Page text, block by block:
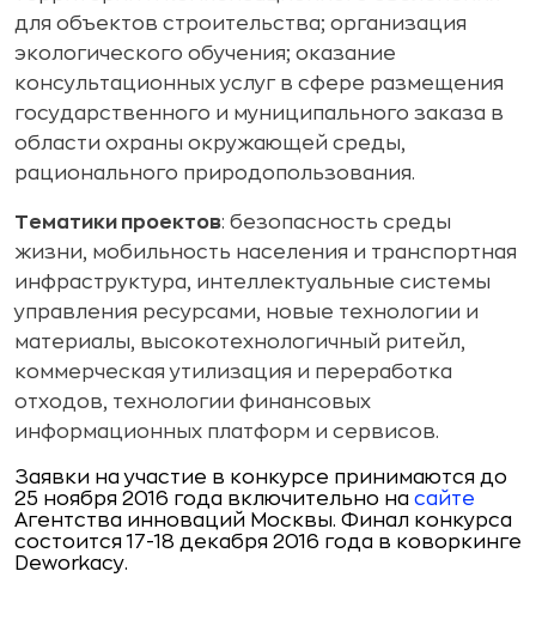
для объектов строительства; организация
экологического обучения; оказание
консультационных услуг в сфере размещения
государственного и муниципального заказа в
области охраны окружающей среды,
рационального природопользования.
Тематики проектов: безопасность среды
жизни, мобильность населения и транспортная
инфраструктура, интеллектуальные системы
управления ресурсами, новые технологии и
материалы, высокотехнологичный ритейл,
коммерческая утилизация и переработка
отходов, технологии финансовых
информационных платформ и сервисов.
Заявки на участие в конкурсе принимаются до
25 ноября 2016 года включительно на сайте
Агентства инноваций Москвы. Финал конкурса
состоится 17-18 декабря 2016 года в коворкинге
Deworkacy.